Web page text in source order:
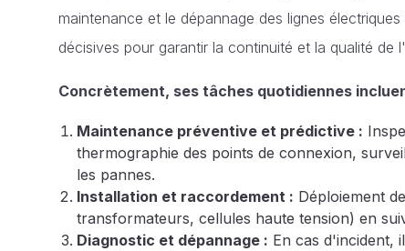
maintenance et le dépannage des lignes
décisives pour garantir la continuité et la qualité
Concrètement, ses tâches quotidiennes
Maintenance préventive et prédictive :
thermographie des points de connexion,
les pannes.
Installation et raccordement : Déploiement
transformateurs, cellules haute tension) en
Diagnostic et dépannage : En cas d'incident,